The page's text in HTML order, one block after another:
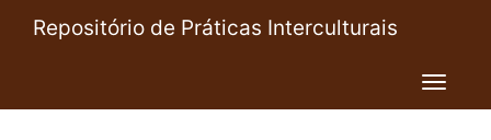
PularRepositório de Práticas Interculturais